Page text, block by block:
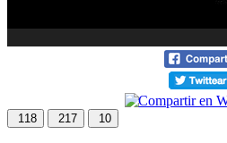
118 217 10